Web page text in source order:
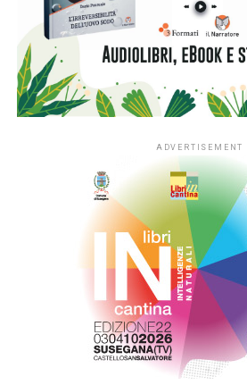
sviluppo di #ioleggoperchéLAB-
sperimentale dedicato ai nidi
nelle province di Novara e Verbano-
territorio di riferimento della
sperimentazione ha coinvolto fino a
nei contesti più fragili di queste
libri nella quotidianità educativa.
si inserisce nella cornice della sfida
L’infanzia prima di Fondazione
benessere dei bambini e delle
particolare attenzione alle situazioni
sociale ed economica,
individuale e lo sviluppo delle
«L’estensione di #ioleggoperché a